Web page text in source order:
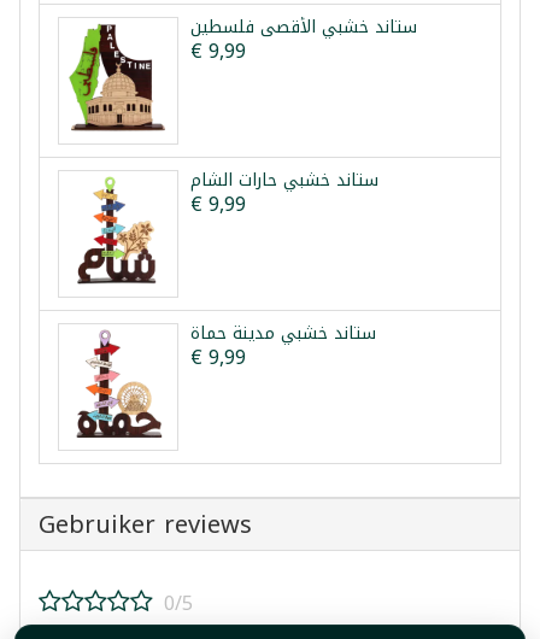
ستاند خشبي الأقصى فلسطين
€ 9,99
ستاند خشبي حارات الشام
€ 9,99
ستاند خشبي مدينة حماة
€ 9,99
Gebruiker reviews
0/5